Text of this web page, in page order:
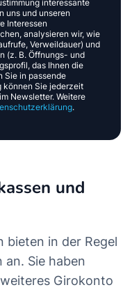
interessante
uns und unseren
Interessen
analysieren wir, wie
Verweildauer) und
(z. B. Öffnungs- und
das Ihnen die
Sie in passende
können Sie jederzeit
Newsletter. Weitere
.
und
bieten in der Regel
Sie haben
Girokonto